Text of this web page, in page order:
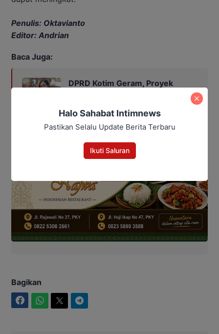
Penulis: Oktavianto
Editor: Andrian
Baca Juga:
DPRD Kotim Geram, Proyek
Bagikan
Halo Sahabat Intimnews
Pastikan Selalu Update Berita Terbaru
Ikuti Saluran